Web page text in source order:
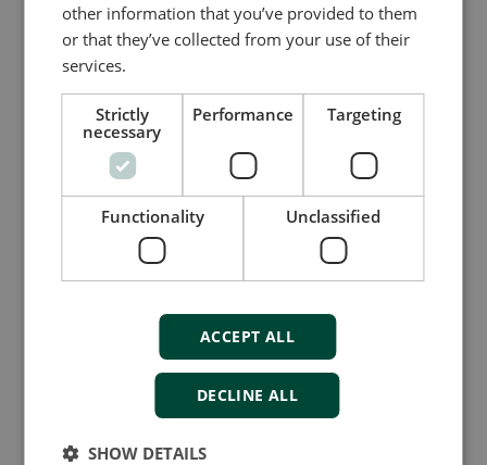
总和互感器
KSU & SUSK
原边电流：1A或5A
副边电流：5A或1A
精度等级/保护等级：0.5或1.0
同类产品对比
other information that you’ve provided to them
or that they’ve collected from your use of their
services.
Strictly
necessary
Performance Targeting
Functionality Unclassified
ACCEPT ALL
DECLINE ALL
SHOW DETAILS